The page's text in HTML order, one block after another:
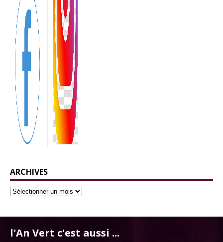
ARCHIVES
l'An Vert c'est aussi ...